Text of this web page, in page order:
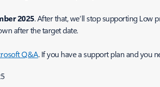
2025. After that, we’ll stop supporting Low
after the target date.
Q&A. If you have a support plan and you